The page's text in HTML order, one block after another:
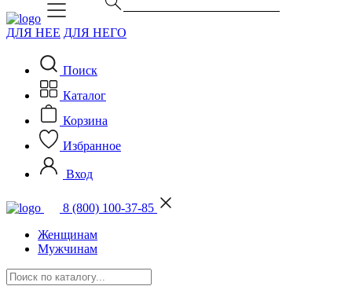
ДЛЯ НЕЕ ДЛЯ НЕГО
Поиск
Каталог
Корзина
Избранное
Вход
8 (800) 100-37-85
Женщинам
Мужчинам